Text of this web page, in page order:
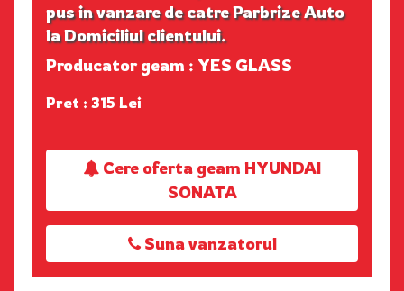
pus in vanzare de catre Parbrize Auto
la Domiciliul clientului.
Producator geam : YES GLASS
Pret : 315 Lei
Cere oferta geam HYUNDAI
SONATA
Suna vanzatorul